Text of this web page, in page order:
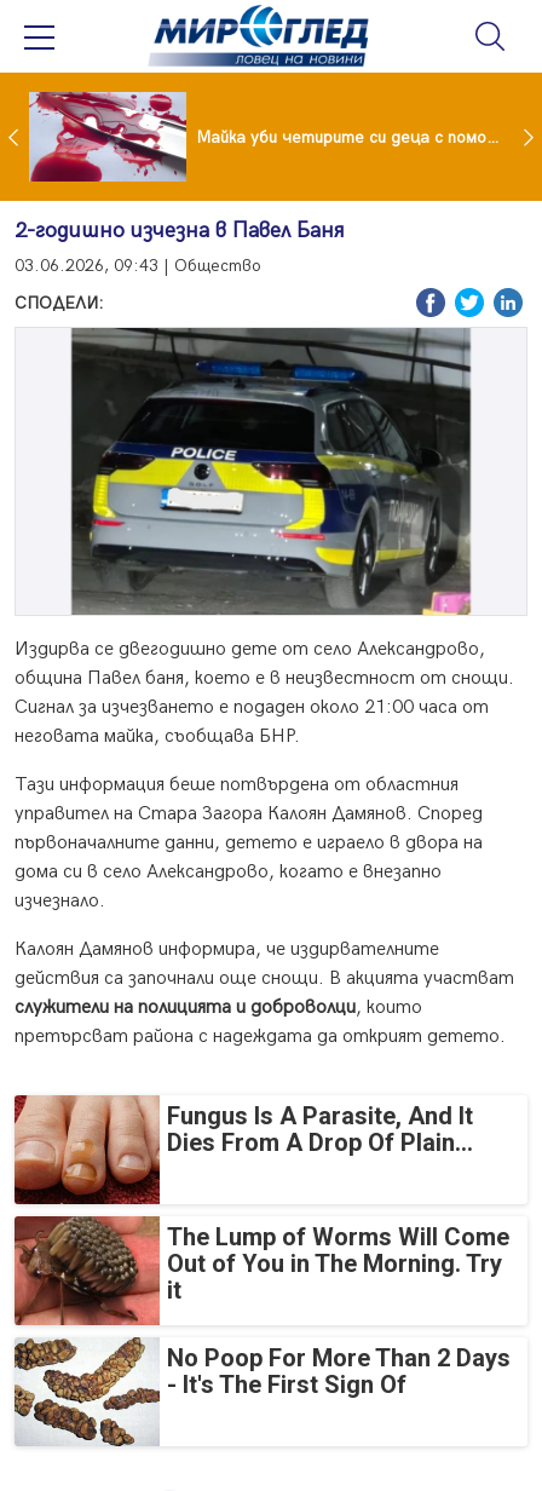
Проф.Кантарджиев: Пазете се от комарите и полово предаваните инфекции Майка уби четирите си деца с помощта на баба им, след което се самоуби
2-годишно изчезна в Павел Баня
03.06.2026, 09:43 | Общество
СПОДЕЛИ:
Издирва се двегодишно дете от село Александрово,
община Павел баня, което е в неизвестност от снощи.
Сигнал за изчезването е подаден около 21:00 часа от
неговата майка, съобщава БНР.
Тази информация беше потвърдена от областния
управител на Стара Загора Калоян Дамянов. Според
първоначалните данни, детето е играело в двора на
дома си в село Александрово, когато е внезапно
изчезнало.
Калоян Дамянов информира, че издирвателните
действия са започнали още снощи. В акцията участват
служители на полицията и доброволци, които
претърсват района с надеждата да открият детето.
Fungus Is A Parasite, And It
Dies From A Drop Of Plain...
The Lump of Worms Will Come
Out of You in The Morning. Try
it
No Poop For More Than 2 Days
- It's The First Sign Of